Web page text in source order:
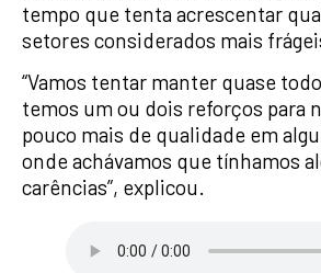
tempo que tenta acrescentar
setores considerados mais
“Vamos tentar manter quase
temos um ou dois reforços para
pouco mais de qualidade em
onde achávamos que tínhamos
carências”, explicou.